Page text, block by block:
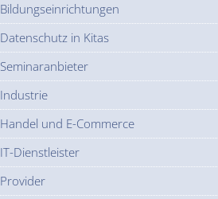
Bildungseinrichtungen
Datenschutz in Kitas
Seminaranbieter
Industrie
Handel und E-Commerce
IT-Dienstleister
Provider